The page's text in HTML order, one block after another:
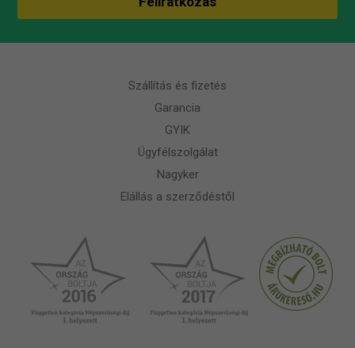
Szállítás és fizetés
Garancia
GYIK
Ügyfélszolgálat
Nagyker
Elállás a szerződéstől